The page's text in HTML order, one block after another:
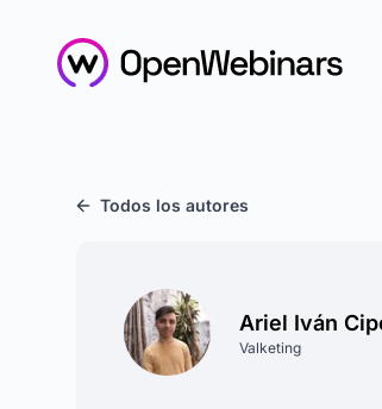
Todos los autores
Ariel Iván
Valketing